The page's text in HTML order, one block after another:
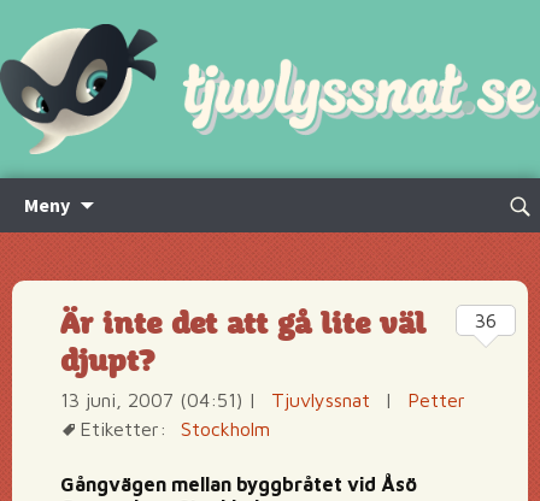
Meny
innehåll
Sök
Är inte det att gå lite väl
djupt?
13 juni, 2007 (04:51) | Tjuvlyssnat |
Petter
Etiketter:
Stockholm
Gångvägen mellan byggbråtet vid Åsö
36